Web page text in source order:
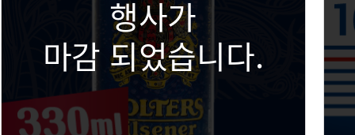
행사가
마감 되었습니다.